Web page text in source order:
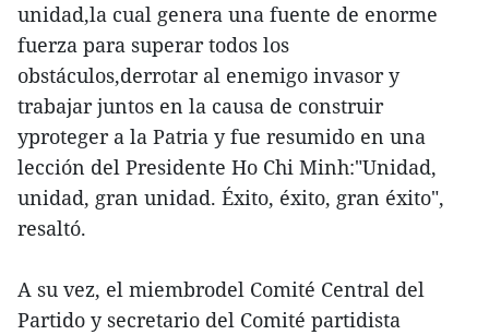
unidad,la cual genera una fuente de enorme
fuerza para superar todos los
obstáculos,derrotar al enemigo invasor y
trabajar juntos en la causa de construir
yproteger a la Patria y fue resumido en una
lección del Presidente Ho Chi Minh:"Unidad,
unidad, gran unidad. Éxito, éxito, gran éxito",
resaltó.
A su vez, el miembrodel Comité Central del
Partido y secretario del Comité partidista